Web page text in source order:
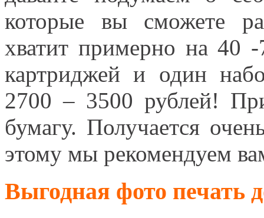
которые вы сможете
хватит примерно на 40
картриджей и один
2700 – 3500 рублей!
бумагу. Получается
этому мы рекомендуем
Выгодная фото печать